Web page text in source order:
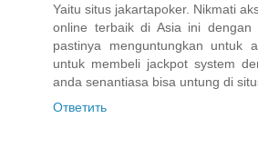
Yaitu situs jakartapoker. Nikmati
online terbaik di Asia ini
pastinya menguntungkan untuk
untuk membeli jackpot system
anda senantiasa bisa untung di
Ответить